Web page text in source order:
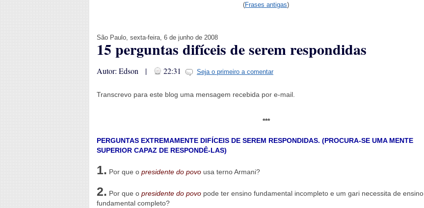
(Frases antigas)
São Paulo, sexta-feira, 6 de junho de 2008
15 perguntas difíceis de serem respondidas
Autor: Edson | 22:31 Seja o primeiro a comentar
Transcrevo para este blog uma mensagem recebida por e-mail.
***
PERGUNTAS EXTREMAMENTE DIFÍCEIS DE SEREM RESPONDIDAS. (PROCURA-SE UMA MENTE
SUPERIOR CAPAZ DE RESPONDÊ-LAS)
1. Por que o presidente do povo usa terno Armani?
2. Por que o presidente do povo pode ter ensino fundamental incompleto e um gari necessita de ensino
fundamental completo?